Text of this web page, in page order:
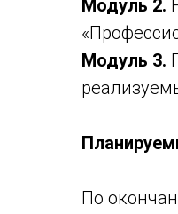
Модуль 2.
Модуль 3.
По